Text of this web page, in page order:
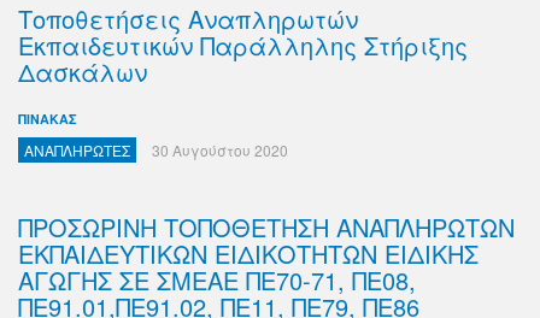
Τοποθετήσεις Αναπληρωτών
Εκπαιδευτικών Παράλληλης Στήριξης
Δασκάλων
ΠΙΝΑΚΑΣ
ΑΝΑΠΛΗΡΩΤΕΣ 30 Αυγούστου 2020
ΠΡΟΣΩΡΙΝΗ ΤΟΠΟΘΕΤΗΣΗ ΑΝΑΠΛΗΡΩΤΩΝ
ΕΚΠΑΙΔΕΥΤΙΚΩΝ ΕΙΔΙΚΟΤΗΤΩΝ ΕΙΔΙΚΗΣ
ΑΓΩΓΗΣ ΣΕ ΣΜΕΑΕ ΠΕ70-71, ΠΕ08,
ΠΕ91.01,ΠΕ91.02, ΠΕ11, ΠΕ79, ΠΕ86